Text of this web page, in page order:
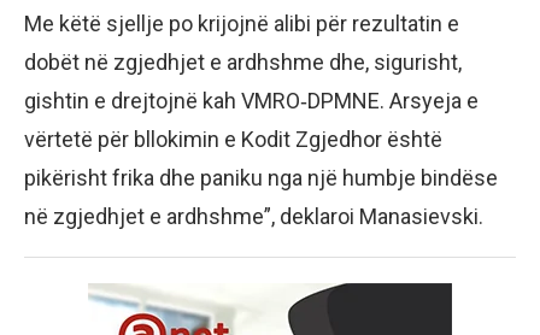
Me këtë sjellje po krijojnë alibi për rezultatin e
dobët në zgjedhjet e ardhshme dhe, sigurisht,
gishtin e drejtojnë kah VMRO‑DPMNE. Arsyeja e
vërtetë për bllokimin e Kodit Zgjedhor është
pikërisht frika dhe paniku nga një humbje bindëse
në zgjedhjet e ardhshme”, deklaroi Manasievski.